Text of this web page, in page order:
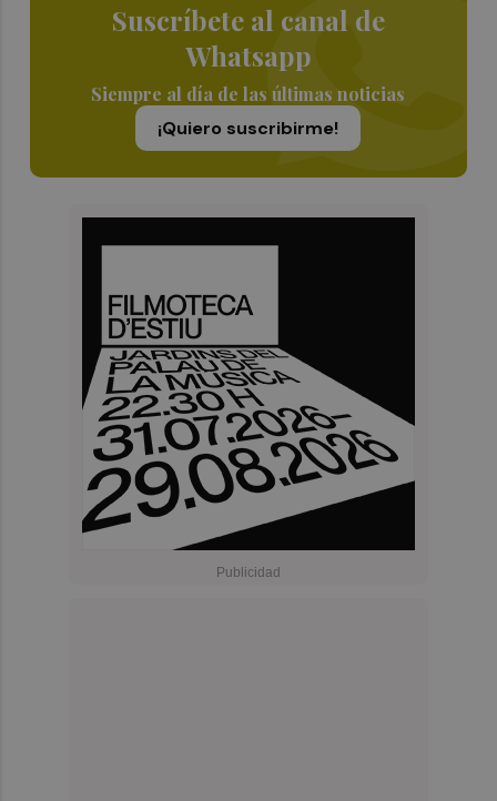
Suscríbete al canal de
Whatsapp
Siempre al día de las últimas noticias
¡Quiero suscribirme!